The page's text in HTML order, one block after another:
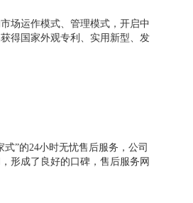
场运作模式、管理模式，开启中
得国家外观专利、实用新型、发
”的24小时无忧售后服务，公司
形成了良好的口碑，售后服务网